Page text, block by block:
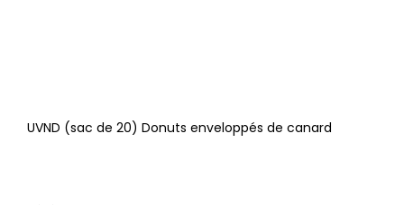
UVND (sac de 20) Donuts enveloppés de canard